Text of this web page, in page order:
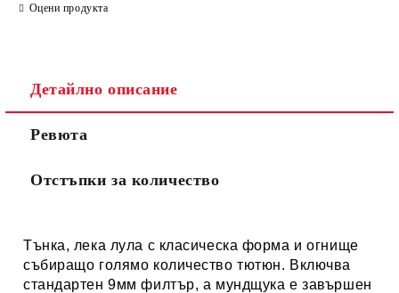
Оцени продукта
Детайлно описание
Ревюта
Отстъпки за количество
Тънка, лека лула с класическа форма и огнище
събиращо голямо количество тютюн. Включва
стандартен 9мм филтър, а мундщука е завършен